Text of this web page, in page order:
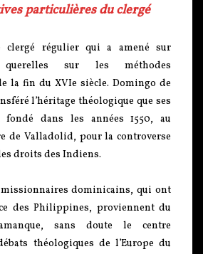
particulières du clergé
clergé régulier qui a amené sur
sur les méthodes
la fin du XVIe siècle. Domingo de
l’héritage théologique que ses
fondé dans les années 1550, au
de Valladolid, pour la controverse
droits des Indiens.
dominicains, qui ont
des Philippines, proviennent du
sans doute le centre
théologiques de l’Europe du